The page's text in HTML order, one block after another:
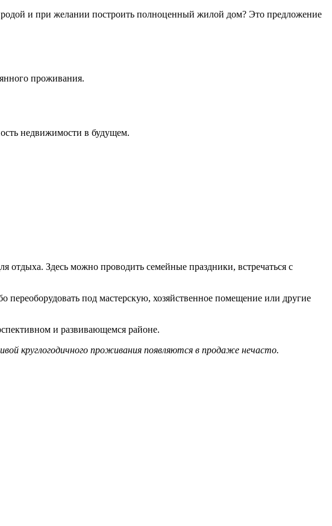
и при желании построить полноценный жилой дом? Это предложение
проживания.
недвижимости в будущем.
отдыха. Здесь можно проводить семейные праздники, встречаться с
переоборудовать под мастерскую, хозяйственное помещение или другие
и развивающемся районе.
круглогодичного проживания появляются в продаже нечасто.